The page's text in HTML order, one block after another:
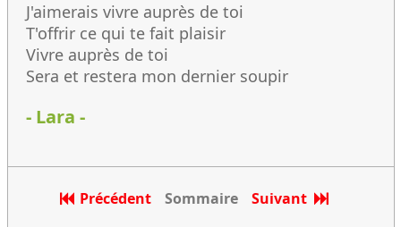
J'aimerais vivre auprès de toi
T'offrir ce qui te fait plaisir
Vivre auprès de toi
Sera et restera mon dernier soupir
- Lara -
Précédent Sommaire Suivant